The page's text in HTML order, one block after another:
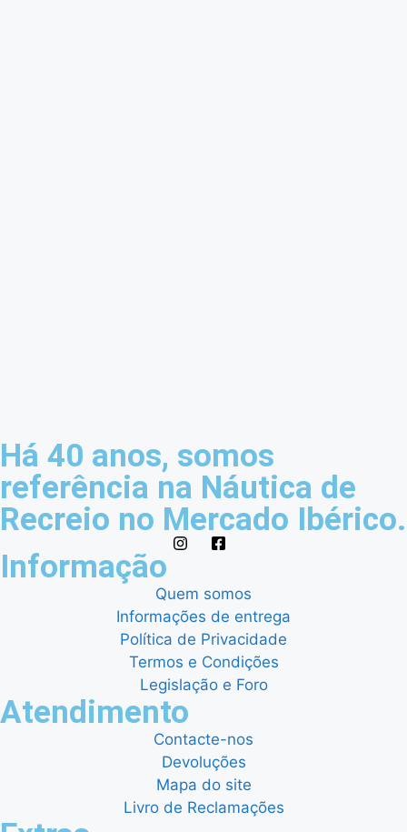
Há 40 anos, somos
referência na Náutica de
Recreio no Mercado Ibérico.
Informação
Quem somos
Informações de entrega
Política de Privacidade
Termos e Condições
Legislação e Foro
Atendimento
Contacte-nos
Devoluções
Mapa do site
Livro de Reclamações